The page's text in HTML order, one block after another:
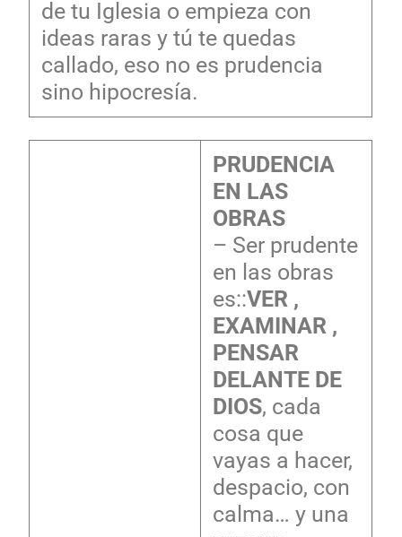
de tu Iglesia o empieza con
ideas raras y tú te quedas
callado, eso no es prudencia
sino hipocresía.
PRUDENCIA
EN LAS
OBRAS
– Ser prudente
en las obras
es::VER ,
EXAMINAR ,
PENSAR
DELANTE DE
DIOS, cada
cosa que
vayas a hacer,
despacio, con
calma… y una